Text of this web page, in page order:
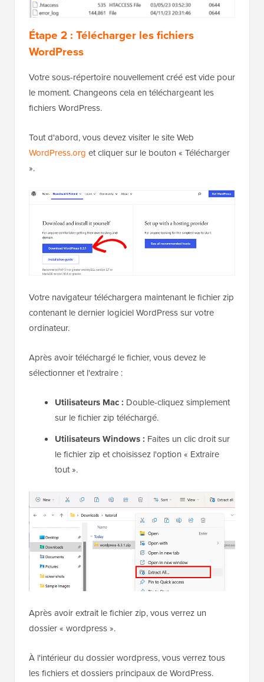
Étape 2 : Télécharger les fichiers
WordPress
Votre sous-répertoire nouvellement créé est vide pour
le moment. Changeons cela en téléchargeant les
fichiers WordPress.
Tout d'abord, vous devez visiter le site Web
WordPress.org et cliquer sur le bouton « Télécharger
».
Votre navigateur téléchargera maintenant le fichier zip
contenant le dernier logiciel WordPress sur votre
ordinateur.
Après avoir téléchargé le fichier, vous devez le
sélectionner et l'extraire :
Utilisateurs Mac : Double-cliquez simplement
sur le fichier zip téléchargé.
Utilisateurs Windows : Faites un clic droit sur
le fichier zip et choisissez l'option « Extraire
tout ».
Après avoir extrait le fichier zip, vous verrez un
dossier « wordpress ».
À l'intérieur du dossier wordpress, vous verrez tous
les fichiers et dossiers principaux de WordPress.